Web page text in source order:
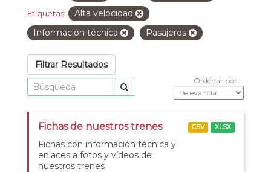
Etiquetas:
Alta velocidad
Información técnica
Pasajeros
Filtrar Resultados
Ordenar por
Fichas de nuestros trenes
Fichas con información técnica y
enlaces a fotos y vídeos de
nuestros trenes
CSV XLSX